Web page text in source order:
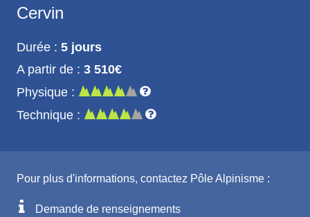
Cervin
Durée : 5 jours
A partir de : 3 510€
Physique :
Technique :
Pour plus d'informations, contactez Pôle Alpinisme :
Demande de renseignements